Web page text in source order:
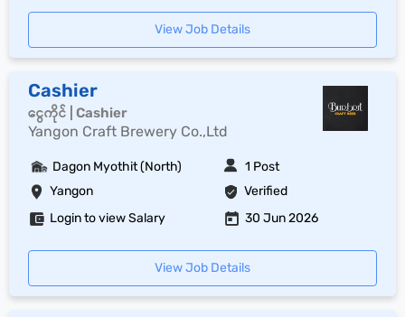
View Job Details
Cashier
ငွေကိုင် | Cashier
Yangon Craft Brewery Co.,Ltd
Yangon Verified
Dagon Myothit (North) 1 Post
Login to view Salary 30 Jun 2026
View Job Details